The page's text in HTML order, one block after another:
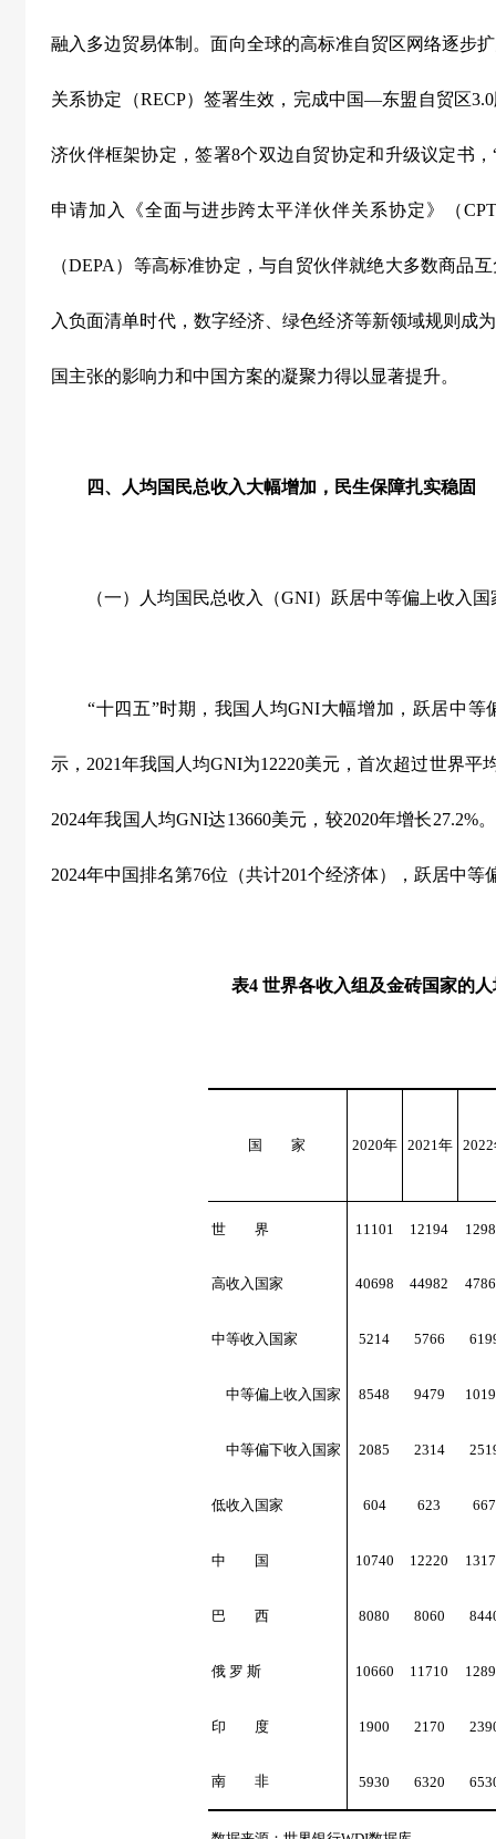
融入多边贸易体制。面向全球的高标准自贸区网络逐步
关系协定（RECP）签署生效，完成中国—东盟自贸区3.0
济伙伴框架协定，签署8个双边自贸协定和升级议定书，
申请加入《全面与进步跨太平洋伙伴关系协定》（
（DEPA ）等高标准协定，与自贸伙伴就绝大多数商品
入负面清单时代，数字经济、绿色经济等新领域规则成
国主张的影响力和中国方案的凝聚力得以显著提升。
四、人均国民总收入大幅增加，民生保障扎实稳固
（一）人均国民总收入（GNI）跃居中等偏上收入国
“十四五”时期，我国人均GNI大幅增加，跃居中等
示， 2021年我国人均GNI为12220美元，首次超过世界平
2024年我国人均GNI达13660美元，较2020年增长27.2%
2024年中国排名第76位（共计201个经济体），跃居中等
表4 世界各收入组及金砖国家的
国 家 2020年 2021 年 2022
世 界 11101 12194
高收入国家 40698 44982
中等收入国家 5214 5766
中等偏上收入国家 8548 9479
中等偏下收入国家 2085 2314
低收入国家 604 623 667
中 国 10740 12220
巴 西 8080 8060
俄 罗 斯 10660 11710
印 度 1900 2170
南 非 5930 6320